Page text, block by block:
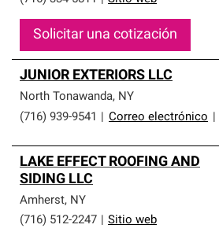
Solicitar una cotización
JUNIOR EXTERIORS LLC
North Tonawanda, NY
(716) 939-9541
Correo electrónico
LAKE EFFECT ROOFING AND
SIDING LLC
Amherst, NY
(716) 512-2247
Sitio web